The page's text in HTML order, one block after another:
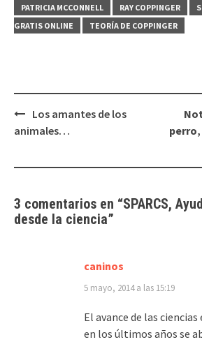
PATRICIA MCCONNELL
RAY COPPINGER
GRATIS ONLINE
TEORÍA DE COPPINGER
Navegación
de
Los amantes de los
animales…
perro
3 comentarios en “SPARCS,
desde la ciencia”
caninos
5 mayo, 2014 a las 15:19
El avance de las
en los últimos años se